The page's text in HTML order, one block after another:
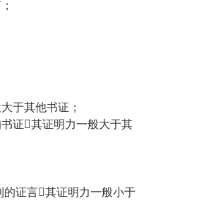
于其他书证；
证其证明力一般大于其
的证言其证明力一般小于